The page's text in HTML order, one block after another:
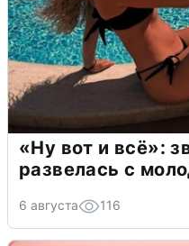
«Ну вот и всё»:
развелась с
6 августа 116